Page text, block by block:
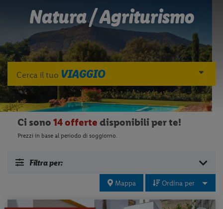
Natura / Agriturismo
Cerca il tuo VIAGGIO
Ci sono14 offerte disponibili per te!
Prezzi in base al periodo di soggiorno.
Filtra per:
Mappa Ordina per